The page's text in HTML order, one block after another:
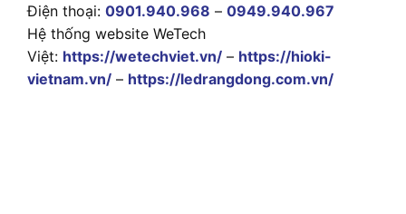
Điện thoại: 0901.940.968 – 0949.940.967
Hệ thống website WeTech
Việt: https://wetechviet.vn/ – https://hioki-
vietnam.vn/ – https://ledrangdong.com.vn/